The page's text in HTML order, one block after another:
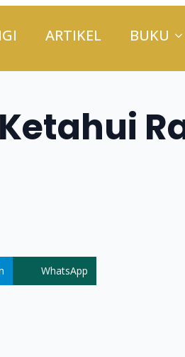
ARTIKEL BUKU
WhatsApp